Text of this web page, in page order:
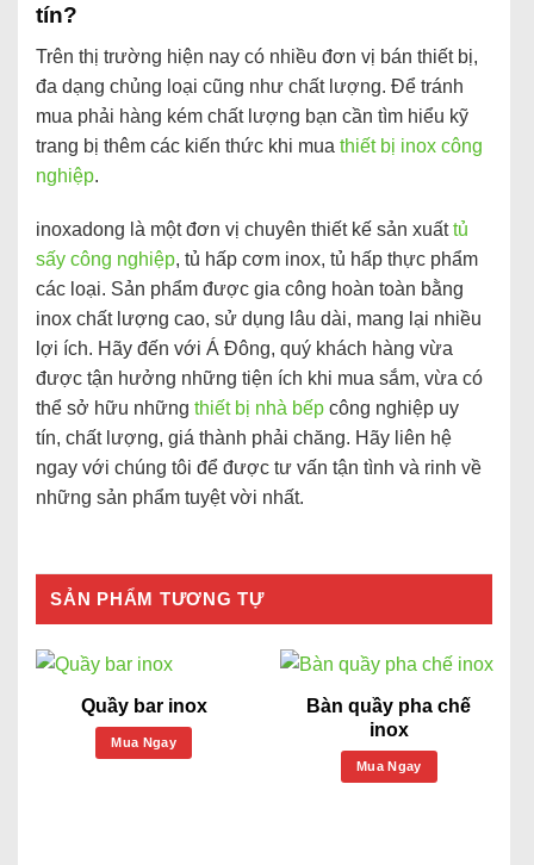
tín?
Trên thị trường hiện nay có nhiều đơn vị bán thiết bị,
đa dạng chủng loại cũng như chất lượng. Để tránh
mua phải hàng kém chất lượng bạn cần tìm hiểu kỹ
trang bị thêm các kiến thức khi mua thiết bị inox công
nghiệp.
inoxadong là một đơn vị chuyên thiết kế sản xuấttủ
sấy công nghiệp, tủ hấp cơm inox, tủ hấp thực phẩm
các loại. Sản phẩm được gia công hoàn toàn bằng
inox chất lượng cao, sử dụng lâu dài, mang lại nhiều
lợi ích. Hãy đến với Á Đông, quý khách hàng vừa
được tận hưởng những tiện ích khi mua sắm, vừa có
thể sở hữu những thiết bị nhà bếp công nghiệp uy
tín, chất lượng, giá thành phải chăng. Hãy liên hệ
ngay với chúng tôi để được tư vấn tận tình và rinh về
những sản phẩm tuyệt vời nhất.
SẢN PHẨM TƯƠNG TỰ
Quầy bar inox
Mua Ngay
Bàn quầy pha chế
inox
Mua Ngay